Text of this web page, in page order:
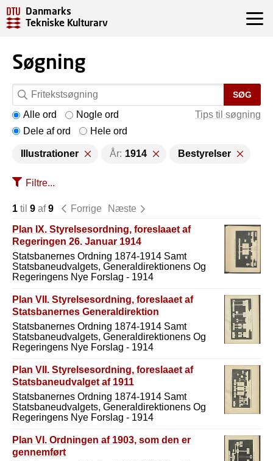
Danmarks
Tekniske Kulturarv
Søgning
SØG
Tips til søgning
Alle ord
Nogle ord
Dele af ord
Hele ord
Illustrationer År: 1914 Bestyrelser
Filtre...
1 til 9 af9 Forrige
Næste
Plan IX. Styrelsesordning, foreslaaet af
Regeringen 26. Januar 1914
Statsbanernes Ordning 1874-1914 Samt
Statsbaneudvalgets, Generaldirektionens Og
Regeringens Nye Forslag - 1914
Plan VII. Styrelsesordning, foreslaaet af
Statsbanernes Generaldirektion
Statsbanernes Ordning 1874-1914 Samt
Statsbaneudvalgets, Generaldirektionens Og
Regeringens Nye Forslag - 1914
Plan VII. Styrelsesordning, foreslaaet af
Statsbaneudvalget af 1911
Statsbanernes Ordning 1874-1914 Samt
Statsbaneudvalgets, Generaldirektionens Og
Regeringens Nye Forslag - 1914
Plan VI. Ordningen af 1903, som den er
gennemført